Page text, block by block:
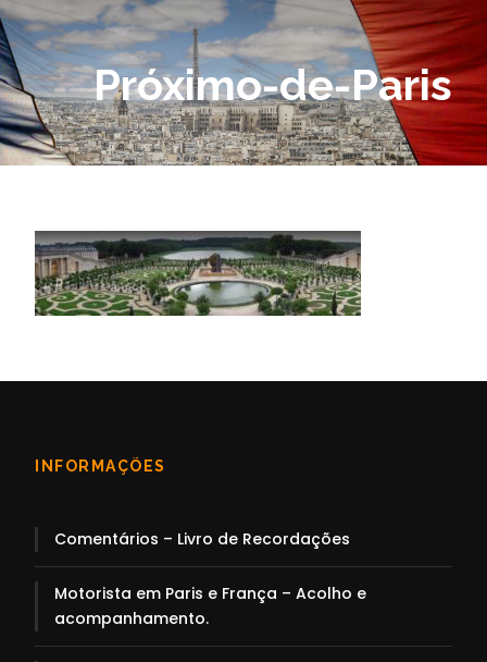
Próximo-de-Paris
INFORMAÇÕES
Comentários – Livro de Recordações
Motorista em Paris e França – Acolho e
acompanhamento.